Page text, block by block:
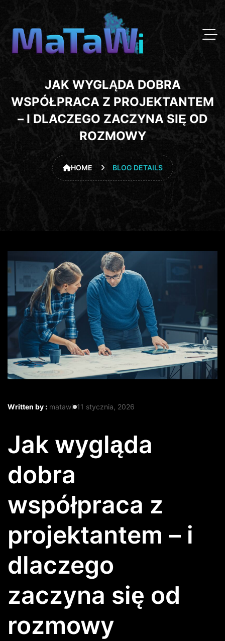
JAK WYGLĄDA DOBRA
WSPÓŁPRACA Z PROJEKTANTEM
– I DLACZEGO ZACZYNA SIĘ OD
ROZMOWY
HOME BLOG DETAILS
Written by : matawi 11 stycznia, 2026
Jak wygląda
dobra
współpraca z
projektantem – i
dlaczego
zaczyna się od
rozmowy